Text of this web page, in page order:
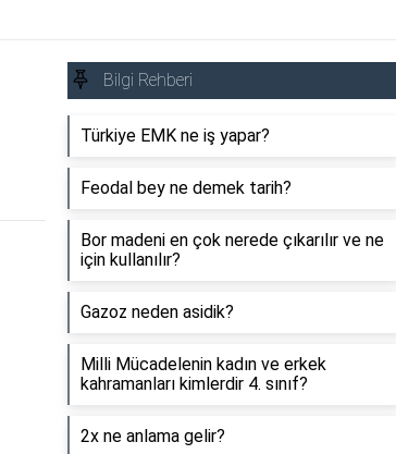
Bilgi Rehberi
Türkiye EMK ne iş yapar?
Feodal bey ne demek tarih?
Bor madeni en çok nerede çıkarılır ve ne
için kullanılır?
Gazoz neden asidik?
Milli Mücadelenin kadın ve erkek
kahramanları kimlerdir 4. sınıf?
2x ne anlama gelir?